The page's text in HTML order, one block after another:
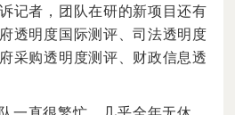
记者，团队在研的新项目还有
透明度国际测评、司法透明度
采购透明度测评、财政信息透